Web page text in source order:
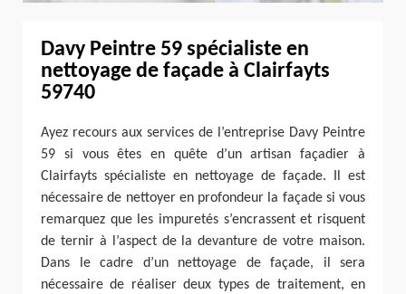
Davy Peintre 59 spécialiste en
nettoyage de façade à Clairfayts
59740
Ayez recours aux services de l’entreprise Davy Peintre
59 si vous êtes en quête d’un artisan façadier à
Clairfayts spécialiste en nettoyage de façade. Il est
nécessaire de nettoyer en profondeur la façade si vous
remarquez que les impuretés s’encrassent et risquent
de ternir à l’aspect de la devanture de votre maison.
Dans le cadre d’un nettoyage de façade, il sera
nécessaire de réaliser deux types de traitement, en